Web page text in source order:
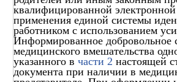
квалифицированной
применения единой системы
работником с использованием
Информированное добровольное
медицинского вмешательства
указанного в части 2 настоящей
документа при наличии в